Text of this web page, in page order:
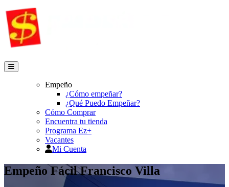
Empeño
¿Cómo empeñar?
¿Qué Puedo Empeñar?
Cómo Comprar
Encuentra tu tienda
Programa Ez+
Vacantes
Mi Cuenta
Empeño Fácil Francisco Villa